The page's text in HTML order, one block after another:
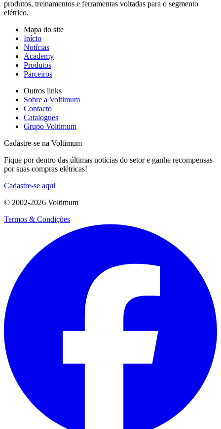
produtos, treinamentos e ferramentas voltadas para o segmento
elétrico.
Mapa do site
Início
Notícias
Academy
Produtos
Parceiros
Outros links
Sobre a Voltimum
Contacto
Catalogues
Grupo Voltimum
Cadastre-se na Voltimum
Fique por dentro das últimas notícias do setor e ganhe recompensas
por suas compras elétricas!
Cadastre-se aqui
© 2002-2026 Voltimum
Termos & Condições